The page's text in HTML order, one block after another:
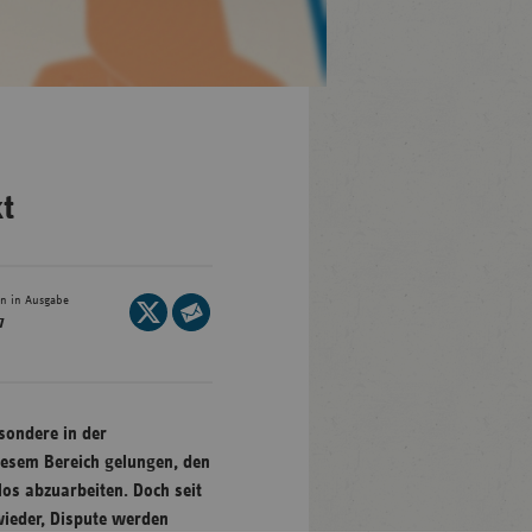
in Ausgabe
Seite
auf
teilen
in der
Bereich gelungen, den
abzuarbeiten. Doch seit
Dispute werden